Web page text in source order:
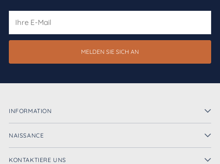
Mail
MELDEN SIE SICH AN
INFORMATION
NAISSANCE
KONTAKTIERE UNS